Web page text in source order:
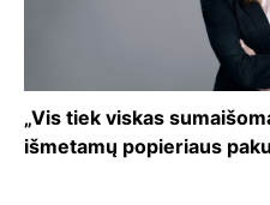
„Vis tiek viskas
išmetamų popieriaus